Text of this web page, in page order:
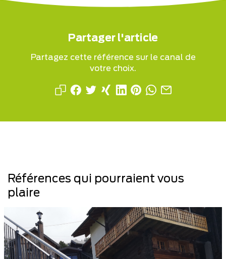
Partager l'article
Partagez cette référence sur le canal de
votre choix.
Références qui pourraient vous
plaire